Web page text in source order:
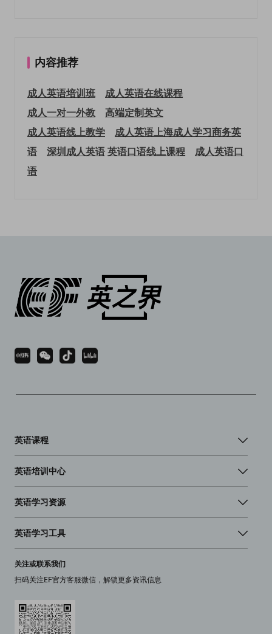
内容推荐
成人英语培训班
成人英语在线课程
成人一对一外教
高端定制英文
成人英语线上教学
成人英语上海成人学习商务英
语
深圳成人英语英语口语线上课程
成人英语口
语
英语课程
英语培训中心
英语学习资源
英语学习工具
关注或联系我们
扫码关注EF官方客服微信，解锁更多资讯信息